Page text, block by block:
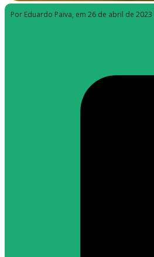
Por Eduardo Paiva, em 26 de abril de 2023